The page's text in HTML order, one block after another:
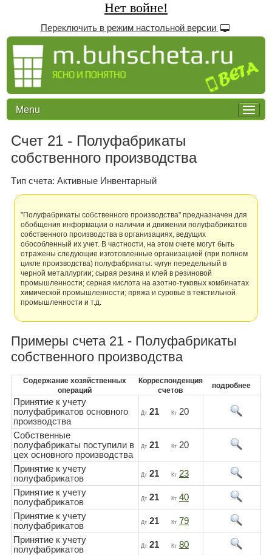
Нет войне!
Переключить в режим настольной версии
Menu
Счет 21 - Полуфабрикаты
собственного производства
Tип счета: Активные Инвентарный
"Полуфабрикаты собственного производства" предназначен для
обобщения информации о наличии и движении полуфабрикатов
собственного производства в организациях, ведущих
обособленный их учет. В частности, на этом счете могут быть
отражены следующие изготовленные организацией (при полном
цикле производства) полуфабрикаты: чугун передельный в
черной металлургии; сырая резина и клей в резиновой
промышленности; серная кислота на азотно-туковых комбинатах
химической промышленности; пряжа и суровье в текстильной
промышленности и т.д.
Примеры счета 21 - Полуфабрикаты
собственного производства
Содержание хозяйственных
операций
Корреспонденция
счетов
подробнее
Принятие к учету
полуфабрикатов основного
производства
Дт 21 Кт20
Собственные
полуфабрикаты поступили в
цех основного производства
Дт 21 Кт20
Принятие к учету
полуфабрикатов
Дт 21 Кт 23
Принятие к учету
полуфабрикатов
Дт 21 Кт 40
Принятие к учету
полуфабрикатов
Дт 21 Кт 79
Принятие к учету
полуфабрикатов
Дт 21 Кт 80